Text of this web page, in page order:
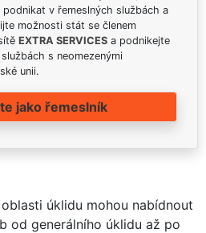
v řemeslných službách a
možnosti stát se členem
EXTRA SERVICES a podnikejte
s neomezenými
unii.
jako řemeslník
úklidu mohou nabídnout
od generálního úklidu až po